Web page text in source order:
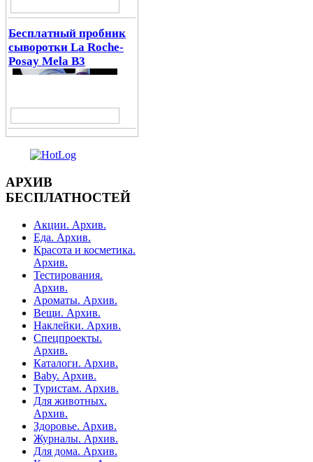
Бесплатный пробник
сыворотки La Roche-
Posay Mela B3
АРХИВ
БЕСПЛАТНОСТЕЙ
Акции. Архив.
Еда. Архив.
Красота и косметика.
Архив.
Тестирования.
Архив.
Ароматы. Архив.
Вещи. Архив.
Наклейки. Архив.
Спецпроекты.
Архив.
Каталоги. Архив.
Baby. Архив.
Туристам. Архив.
Для животных.
Архив.
Здоровье. Архив.
Журналы. Архив.
Для дома. Архив.